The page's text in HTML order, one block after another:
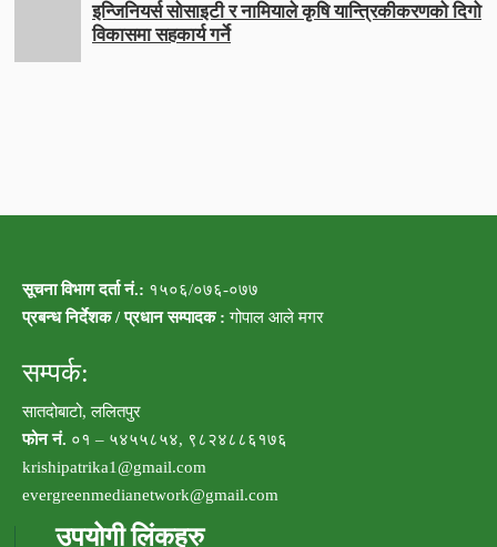
इन्जिनियर्स सोसाइटी र नामियाले कृषि यान्त्रिकीकरणको दिगो
विकासमा सहकार्य गर्ने
सूचना विभाग दर्ता नं.: १५०६/०७६-०७७
प्रबन्ध निर्देशक / प्रधान सम्पादक : गोपाल आले मगर
सम्पर्क:
सातदोबाटो, ललितपुर
फोन नं. ०१ – ५४५५८५४, ९८२४८८६१७६
krishipatrika1@gmail.com
evergreenmedianetwork@gmail.com
उपयोगी लिंकहरु